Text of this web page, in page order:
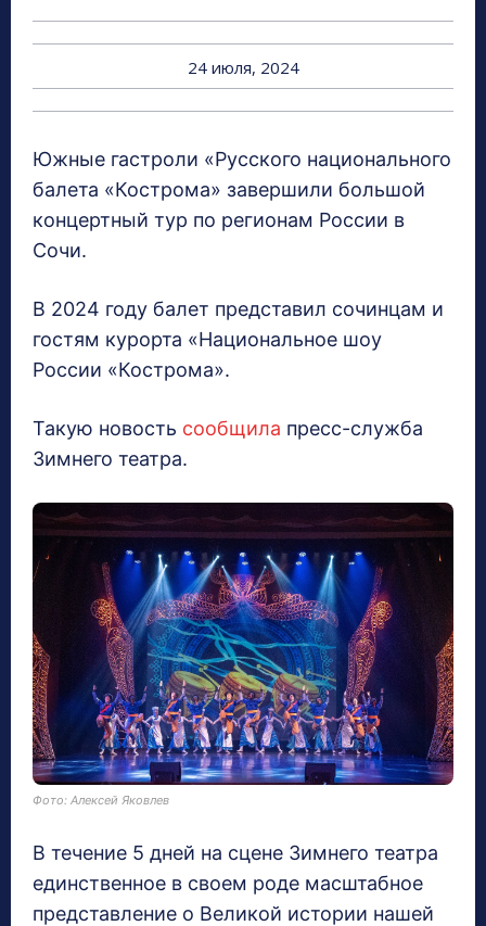
24 июля, 2024
Южные гастроли «Русского национального
балета «Кострома» завершили большой
концертный тур по регионам России в
Сочи.
В 2024 году балет представил сочинцам и
гостям курорта «Национальное шоу
России «Кострома».
Такую новость сообщила пресс-служба
Зимнего театра.
Фото: Алексей Яковлев
В течение 5 дней на сцене Зимнего театра
единственное в своем роде масштабное
представление о Великой истории нашей